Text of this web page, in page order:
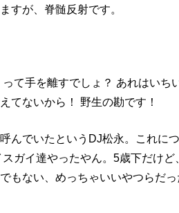
が、脊髄反射です。
て手を離すでしょ？ あれはいち
てないから！ 野生の勘です！
んでいたというDJ松永。これに
ガイ達やったやん。5歳下だけど
もない、めっちゃいいやつらだ